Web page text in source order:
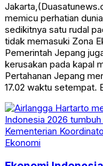
memicu perhatian
sedikitnya satu rudal
tidak memasuki Zona
Pemerintah Jepang
kerusakan pada kapal
Pertahanan Jepang
17.02 waktu setempat.
Ekonomi